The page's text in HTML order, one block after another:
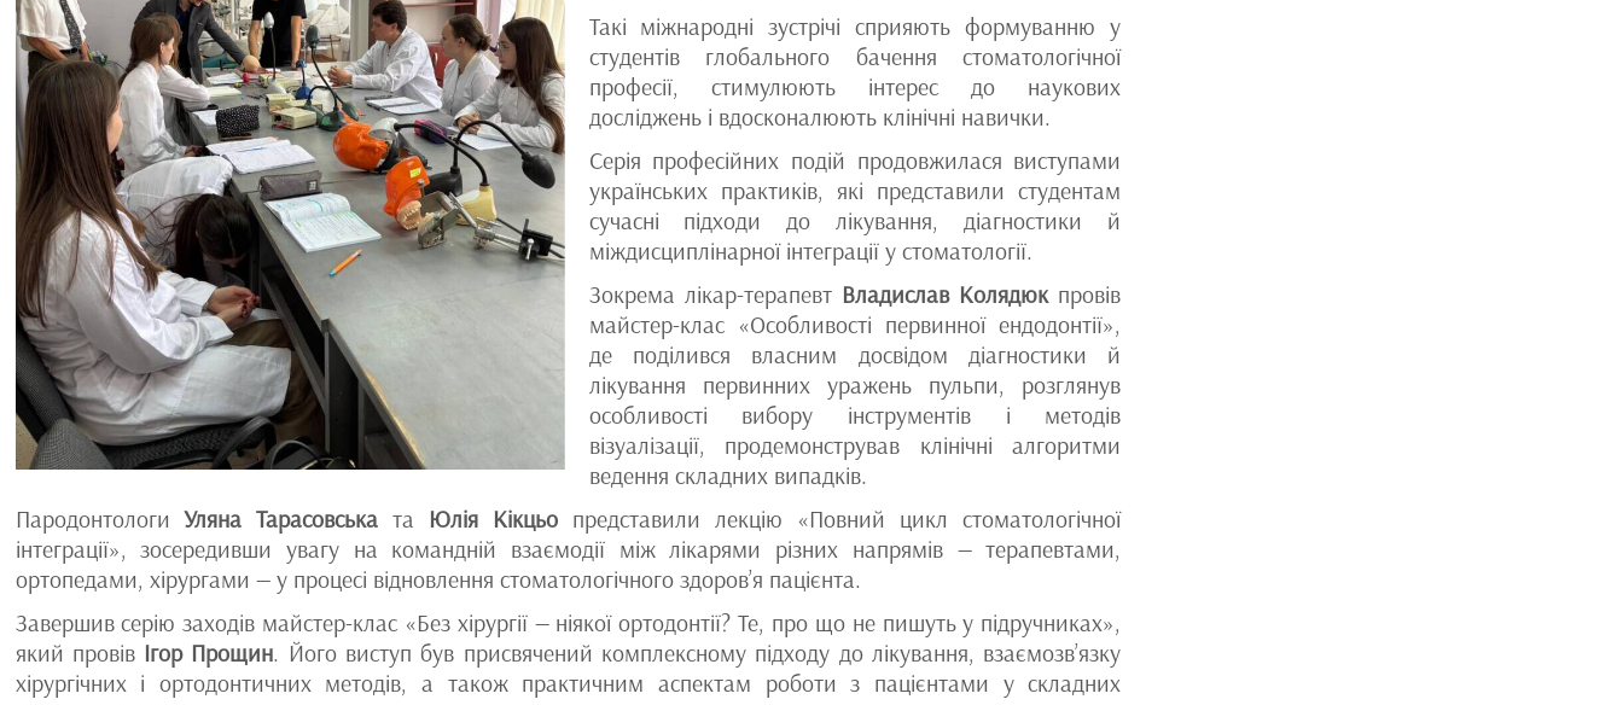
Такі міжнародні зустрічі сприяють формуванню у
студентів глобального бачення стоматологічної
професії, стимулюють інтерес до наукових
досліджень і вдосконалюють клінічні навички.
Серія професійних подій продовжилася виступами
українських практиків, які представили студентам
сучасні підходи до лікування, діагностики й
міждисциплінарної інтеграції у стоматології.
Зокрема лікар-терапевт Владислав Колядюкпровів
майстер-клас «Особливості первинної ендодонтії»,
де поділився власним досвідом діагностики й
лікування первинних уражень пульпи, розглянув
особливості вибору інструментів і методів
візуалізації, продемонстрував клінічні алгоритми
ведення складних випадків.
ПародонтологиУляна Тарасовська та Юлія Кікцьо представили лекцію «Повний цикл стоматологічної
інтеграції», зосередивши увагу на командній взаємодії між лікарями різних напрямів — терапевтами,
ортопедами, хірургами — у процесі відновлення стоматологічного здоров’я пацієнта.
Завершив серію заходів майстер-клас «Без хірургії — ніякої ортодонтії? Те, про що не пишуть у підручниках»,
який провів Ігор Прощин. Його виступ був присвячений комплексному підходу до лікування, взаємозв’язку
хірургічних і ортодонтичних методів, а також практичним аспектам роботи з пацієнтами у складних